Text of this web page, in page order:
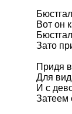
Вот он
Зато
Придя
Для
И с
Затеем